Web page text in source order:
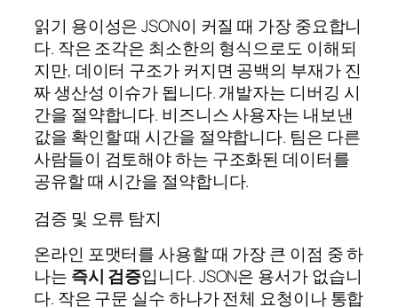
읽기 용이성은 JSON이 커질 때 가장 중요합니
다. 작은 조각은 최소한의 형식으로도 이해되
지만, 데이터 구조가 커지면 공백의 부재가 진
짜 생산성 이슈가 됩니다. 개발자는 디버깅 시
간을 절약합니다. 비즈니스 사용자는 내보낸
값을 확인할 때 시간을 절약합니다. 팀은 다른
사람들이 검토해야 하는 구조화된 데이터를
공유할 때 시간을 절약합니다.
검증 및 오류 탐지
온라인 포맷터를 사용할 때 가장 큰 이점 중 하
나는 즉시 검증입니다. JSON은 용서가 없습니
다. 작은 구문 실수 하나가 전체 요청이나 통합